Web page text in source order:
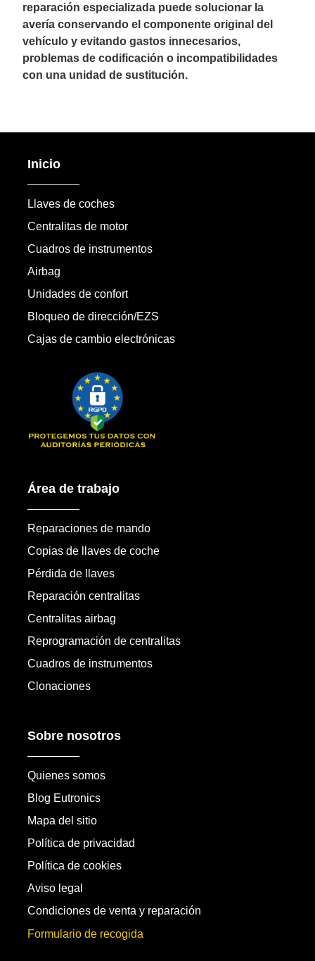
reparación especializada puede solucionar la
avería conservando el componente original del
vehículo y evitando gastos innecesarios,
problemas de codificación o incompatibilidades
con una unidad de sustitución.
Inicio
Llaves de coches
Centralitas de motor
Cuadros de instrumentos
Airbag
Unidades de confort
Bloqueo de dirección/EZS
Cajas de cambio electrónicas
Área de trabajo
Reparaciones de mando
Copias de llaves de coche
Pérdida de llaves
Reparación centralitas
Centralitas airbag
Reprogramación de centralitas
Cuadros de instrumentos
Clonaciones
Sobre nosotros
Quienes somos
Blog Eutronics
Mapa del sitio
Política de privacidad
Política de cookies
Aviso legal
Condiciones de venta y reparación
Formulario de recogida